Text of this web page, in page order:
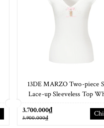
13DE MARZO Two-piece
Lace-up Sleeveless Top
3.700.000₫
3.900.000₫